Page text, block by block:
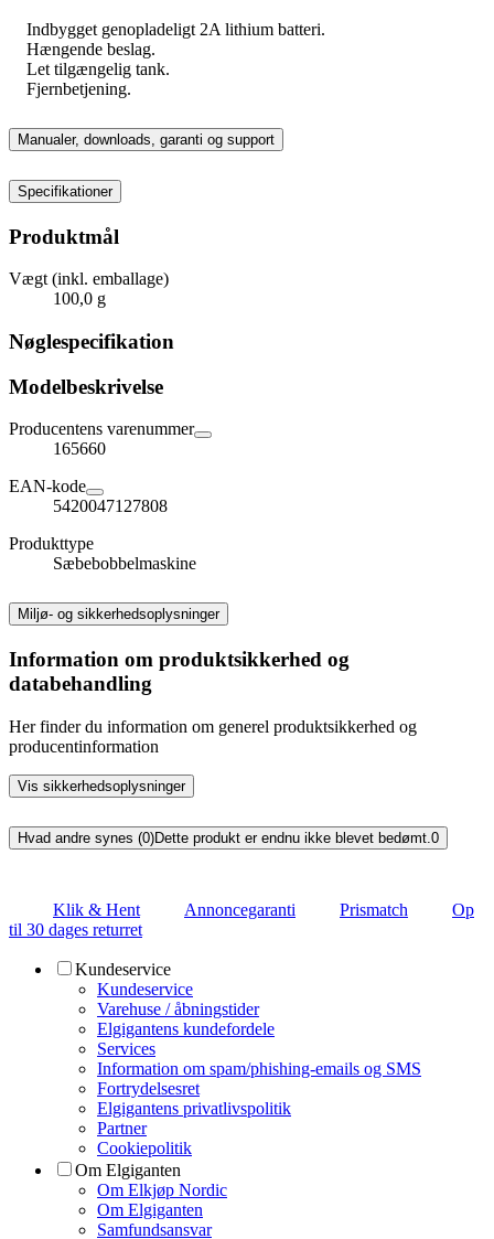
Indbygget genopladeligt 2A lithium batteri.
Hængende beslag.
Let tilgængelig tank.
Fjernbetjening.
Manualer, downloads, garanti og support
Specifikationer
Produktmål
Vægt (inkl. emballage)
100,0 g
Nøglespecifikation
Modelbeskrivelse
Producentens varenummer
165660
EAN-kode
5420047127808
Produkttype
Sæbebobbelmaskine
Miljø- og sikkerhedsoplysninger
Information om produktsikkerhed og
databehandling
Her finder du information om generel produktsikkerhed og
producentinformation
Vis sikkerhedsoplysninger
Hvad andre synes (0)Dette produkt er endnu ikke blevet bedømt. 0
Klik & Hent Annoncegaranti Prismatch
Op
til 30 dages returret
Kundeservice
Kundeservice
Varehuse / åbningstider
Elgigantens kundefordele
Services
Information om spam/phishing-emails og SMS
Fortrydelsesret
Elgigantens privatlivspolitik
Partner
Cookiepolitik
Om Elgiganten
Om Elkjøp Nordic
Om Elgiganten
Samfundsansvar